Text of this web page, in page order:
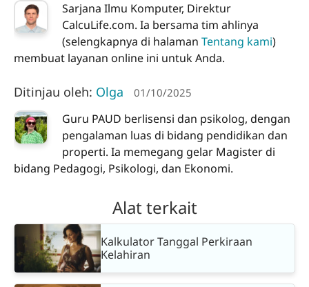
Sarjana Ilmu Komputer, Direktur
CalcuLife.com. Ia bersama tim ahlinya
(selengkapnya di halaman Tentang kami)
membuat layanan online ini untuk Anda.
Ditinjau oleh: Olga 01/10/2025
Guru PAUD berlisensi dan psikolog, dengan
pengalaman luas di bidang pendidikan dan
properti. Ia memegang gelar Magister di
bidang Pedagogi, Psikologi, dan Ekonomi.
Alat terkait
Kalkulator Tanggal Perkiraan
Kelahiran